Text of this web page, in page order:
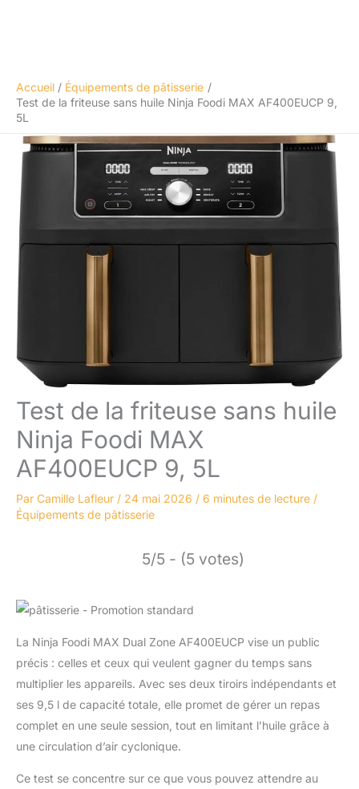
Accueil
Équipements de pâtisserie
Test de la friteuse sans huile Ninja Foodi MAX AF400EUCP 9,
5L
Test de la friteuse sans huile
Ninja Foodi MAX
AF400EUCP 9, 5L
Par Camille Lafleur / 24 mai 2026 / 6 minutes de lecture /
Équipements de pâtisserie
5/5 - (5 votes)
La Ninja Foodi MAX Dual Zone AF400EUCP vise un public
précis : celles et ceux qui veulent gagner du temps sans
multiplier les appareils. Avec ses deux tiroirs indépendants et
ses 9,5 l de capacité totale, elle promet de gérer un repas
complet en une seule session, tout en limitant l’huile grâce à
une circulation d’air cyclonique.
Ce test se concentre sur ce que vous pouvez attendre au